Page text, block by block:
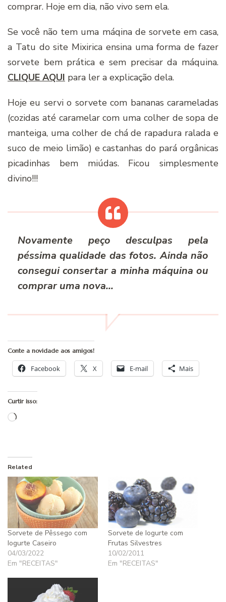
comprar. Hoje em dia, não vivo sem ela.
Se você não tem uma máqina de sorvete em casa,
a Tatu do site Mixirica ensina uma forma de fazer
sorvete bem prática e sem precisar da máquina.
CLIQUE AQUI para ler a explicação dela.
Hoje eu servi o sorvete com bananas carameladas
(cozidas até caramelar com uma colher de sopa de
manteiga, uma colher de chá de rapadura ralada e
suco de meio limão) e castanhas do pará orgânicas
picadinhas bem miúdas. Ficou simplesmente
divino!!!
Novamente peço desculpas pela
péssima qualidade das fotos. Ainda não
consegui consertar a minha máquina ou
comprar uma nova…
Conte a novidade aos amigos!
Facebook X E-mail Mais
Curtir isso:
Carregando...
Related
Sorvete de Pêssego com
Iogurte Caseiro
04/03/2022
Em "RECEITAS"
Sorvete de Iogurte com
Frutas Silvestres
10/02/2011
Em "RECEITAS"